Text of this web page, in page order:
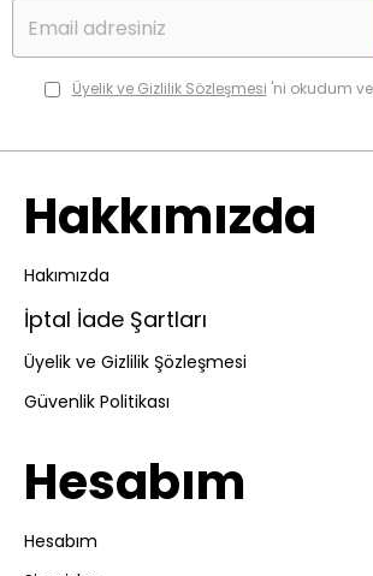
Üyelik ve Gizlilik Sözleşmesi 'ni okudum
Hakkımızda
Hakımızda
İptal İade Şartları
Üyelik ve Gizlilik Şözleşmesi
Güvenlik Politikası
Hesabım
Hesabım